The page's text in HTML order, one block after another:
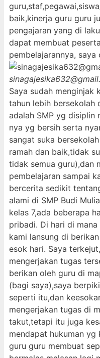
baik,kinerja guru guru
pengajaran yang di
dapat membuat
pembelajarannya, saya
Saya sudah menginjak
tahun lebih bersekolah
adalah SMP yg disiplin
nya yg bersih serta
sangat suka
ramah dan baik,tidak
tidak semua guru),dan
pembelajaran sampai
bercerita sedikit
alami di SMP Budi
kelas 7,ada beberapa
pribadi. Di hari di
kami lansung di
esok hari. Saya
mengerjakan tugas
berikan oleh guru di
(bagi saya),saya
seperti itu,dan
mengerjakan tugas di
takut,tetapi itu juga
mendapat hukuman
guru guru membuat